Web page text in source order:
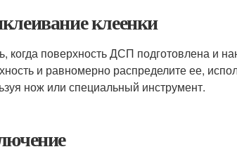
клеенки
когда поверхность ДСП подготовлена и
и равномерно распределите ее,
нож или специальный инструмент.